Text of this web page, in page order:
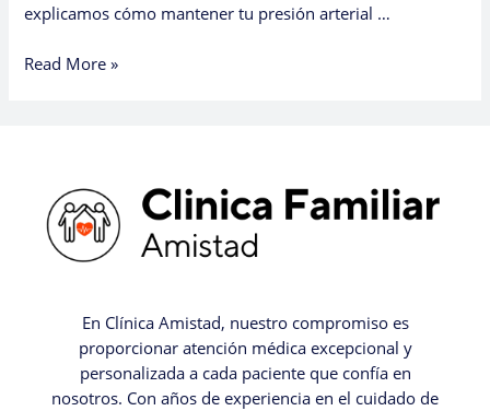
explicamos cómo mantener tu presión arterial …
Read More »
En Clínica Amistad, nuestro compromiso es
proporcionar atención médica excepcional y
personalizada a cada paciente que confía en
nosotros. Con años de experiencia en el cuidado de